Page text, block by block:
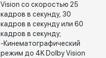
Vision со скоростью 25
кадров в секунду, 30
кадров в секунду или 60
кадров в секунду;
-Кинематографический
режим до 4K Dolby Vision